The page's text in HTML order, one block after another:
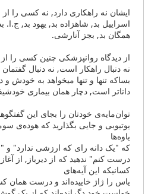
ایشان نه راهکاری دارد, نه کسی را از
اسراییل بد, شاهزاده بد, یهود بد, ج.ا.
همگان بد, بجز آنارشی.
از دیدگاه روانپزشکی چنین کسی را از
نه دنبال راهکار است, نه دنبال
بساکه تنها و تنها میخواهد به خودش و
داناتر است, دچار همان بیماری
توان‌مایه‌ی خودتان را بجای این
یوتیوبی و جایی بگذارید که هوده‌ی
یاوه‌ها
که "یک دانه رای که ارزشی ندارد"
درست کنم" ندهید که از دیرباز, از
کسانیکه این آیه‌های
یاس را ژاژ خاییده‌اند و درست همان